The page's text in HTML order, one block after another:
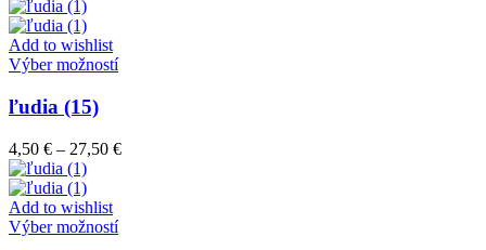
vybrať
na
Add to wishlist
Výber možnostíTento
variantov.
Možnosti
vybrať
na
ľudia (15)
4,50 € – 27,50 €Price
Add to wishlist
Výber možnostíTento